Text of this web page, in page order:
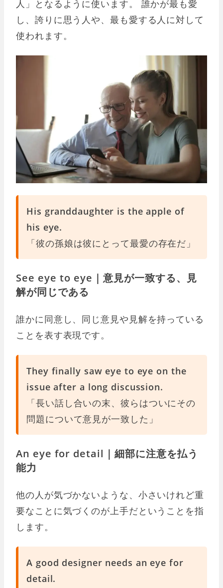
人」となるように使います。 誰かが最も愛
し、誇りに思う人や、最も愛する人に対して
使われます。
His granddaughter is the apple of
his eye.
「彼の孫娘は彼にとって最愛の存在だ」
See eye to eye｜意見が一致する、見
解が同じである
誰かに同意し、同じ意見や見解を持っている
ことを表す表現です。
They finally saw eye to eye on the
issue after a long discussion.
「長い話し合いの末、彼らはついにその
問題について意見が一致した」
An eye for detail｜細部に注意を払う
能力
他の人が気づかないような、小さいけれど重
要なことに気づくのが上手だということを指
します。
A good designer needs an eye for
detail.